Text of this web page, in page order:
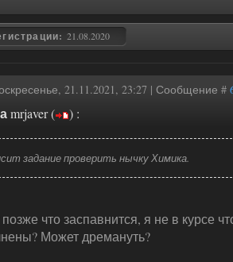
21.08.2020
21.11.2021, 23:27 | Сообщение #
mrjaver( ) :
задание проверить нычку Химика.
что заспавнится, я не в курсе
Может дремануть?